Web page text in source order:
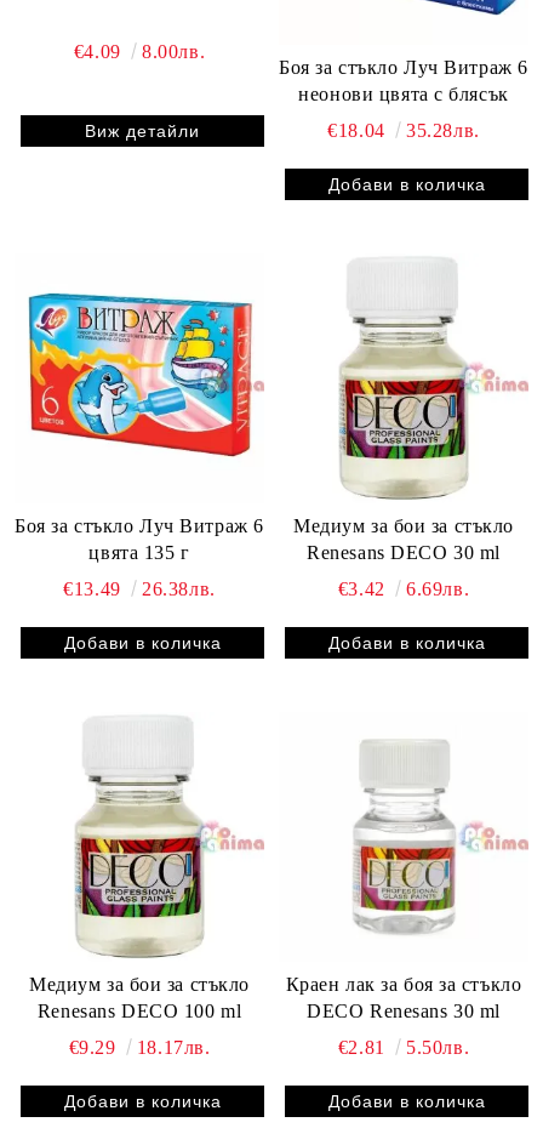
€4.09 8.00лв.
Виж детайли
Боя за стъкло Луч Витраж 6
неонови цвята с блясък
€18.04
35.28лв.
Боя за стъкло Луч Витраж 6
цвята 135 г
€13.49
26.38лв.
Медиум за бои за стъкло
Renesans DECO 30 ml
€3.42
6.69лв.
Медиум за бои за стъкло
Renesans DECO 100 ml
€9.29
18.17лв.
Краен лак за боя за стъкло
DECO Renesans 30 ml
€2.81
5.50лв.